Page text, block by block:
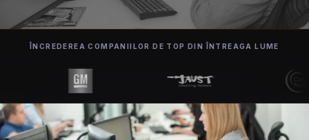
ÎNCREDEREA COMPANIILOR DE TOP DIN ÎNTREAGA LUME